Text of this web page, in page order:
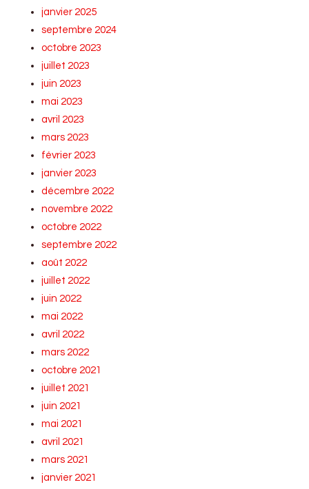
janvier 2025
septembre 2024
octobre 2023
juillet 2023
juin 2023
mai 2023
avril 2023
mars 2023
février 2023
janvier 2023
décembre 2022
novembre 2022
octobre 2022
septembre 2022
août 2022
juillet 2022
juin 2022
mai 2022
avril 2022
mars 2022
octobre 2021
juillet 2021
juin 2021
mai 2021
avril 2021
mars 2021
janvier 2021